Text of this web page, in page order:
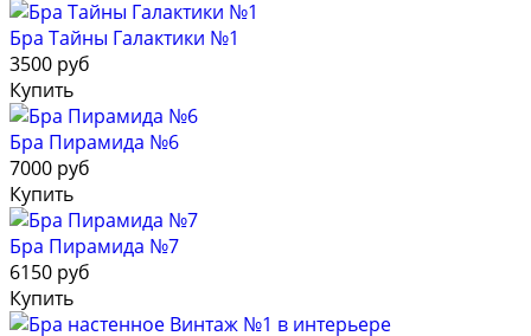
Бра Тайны Галактики №1
3500 руб
Купить
Бра Пирамида №6
7000 руб
Купить
Бра Пирамида №7
6150 руб
Купить